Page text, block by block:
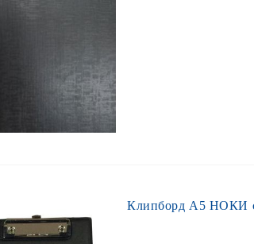
Клипборд А5 НОКИ